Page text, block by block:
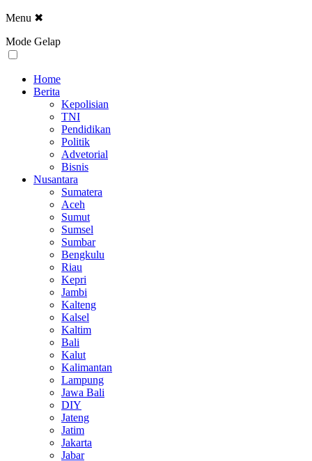
Menu ✖
Mode Gelap
Home
Berita
Kepolisian
TNI
Pendidikan
Politik
Advetorial
Bisnis
Nusantara
Sumatera
Aceh
Sumut
Sumsel
Sumbar
Bengkulu
Riau
Kepri
Jambi
Kalteng
Kalsel
Kaltim
Bali
Kalut
Kalimantan
Lampung
Jawa Bali
DIY
Jateng
Jatim
Jakarta
Jabar